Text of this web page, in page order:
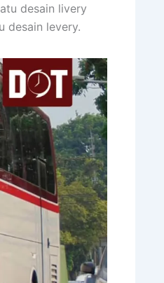
desain livery
desain levery.